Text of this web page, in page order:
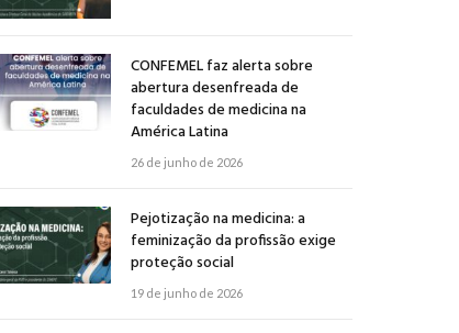
CONFEMEL faz alerta sobre
abertura desenfreada de
faculdades de medicina na
América Latina
26 de junho de 2026
Pejotização na medicina: a
feminização da profissão exige
proteção social
19 de junho de 2026